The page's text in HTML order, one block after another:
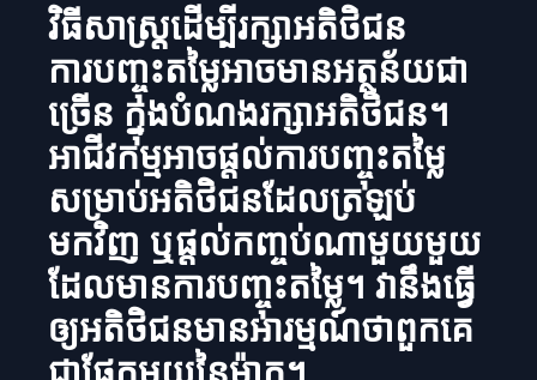
វិធីសាស្ត្រដើម្បីរក្សាអតិថិជន
ការបញ្ចុះតម្លៃអាចមានអត្ថន័យជា
ច្រើន ក្នុងបំណងរក្សាអតិថិជន។
អាជីវកម្មអាចផ្តល់ការបញ្ចុះតម្លៃ
សម្រាប់អតិថិជនដែលត្រឡប់
មកវិញ ឬផ្តល់កញ្ចប់​ណាមួយមួយ
ដែលមានការបញ្ចុះតម្លៃ។ វានឹងធ្វើ
ឲ្យអតិថិជនមានអារម្មណ៍ថាពួកគេ